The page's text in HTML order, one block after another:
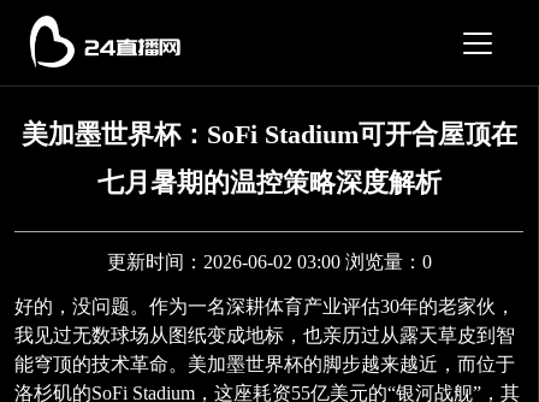
美加墨世界杯：SoFi Stadium可开合屋顶在
七月暑期的温控策略深度解析
更新时间：2026-06-02 03:00 浏览量：0
好的，没问题。作为一名深耕体育产业评估30年的老家伙，
我见过无数球场从图纸变成地标，也亲历过从露天草皮到智
能穹顶的技术革命。美加墨世界杯的脚步越来越近，而位于
洛杉矶的SoFi Stadium，这座耗资55亿美元的“银河战舰”，其